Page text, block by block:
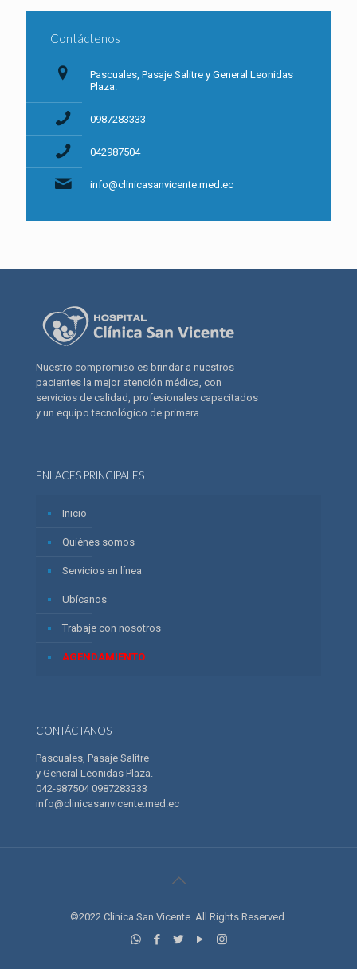
Contáctenos
Pascuales, Pasaje Salitre y General Leonidas
Plaza.
0987283333
042987504
info@clinicasanvicente.med.ec
Nuestro compromiso es brindar a nuestros
pacientes la mejor atención médica, con
servicios de calidad, profesionales capacitados
y un equipo tecnológico de primera.
ENLACES PRINCIPALES
Inicio
Quiénes somos
Servicios en línea
Ubícanos
Trabaje con nosotros
AGENDAMIENTO
CONTÁCTANOS
Pascuales, Pasaje Salitre
y General Leonidas Plaza.
042-987504 0987283333
info@clinicasanvicente.med.ec
©2022 Clinica San Vicente. All Rights Reserved.